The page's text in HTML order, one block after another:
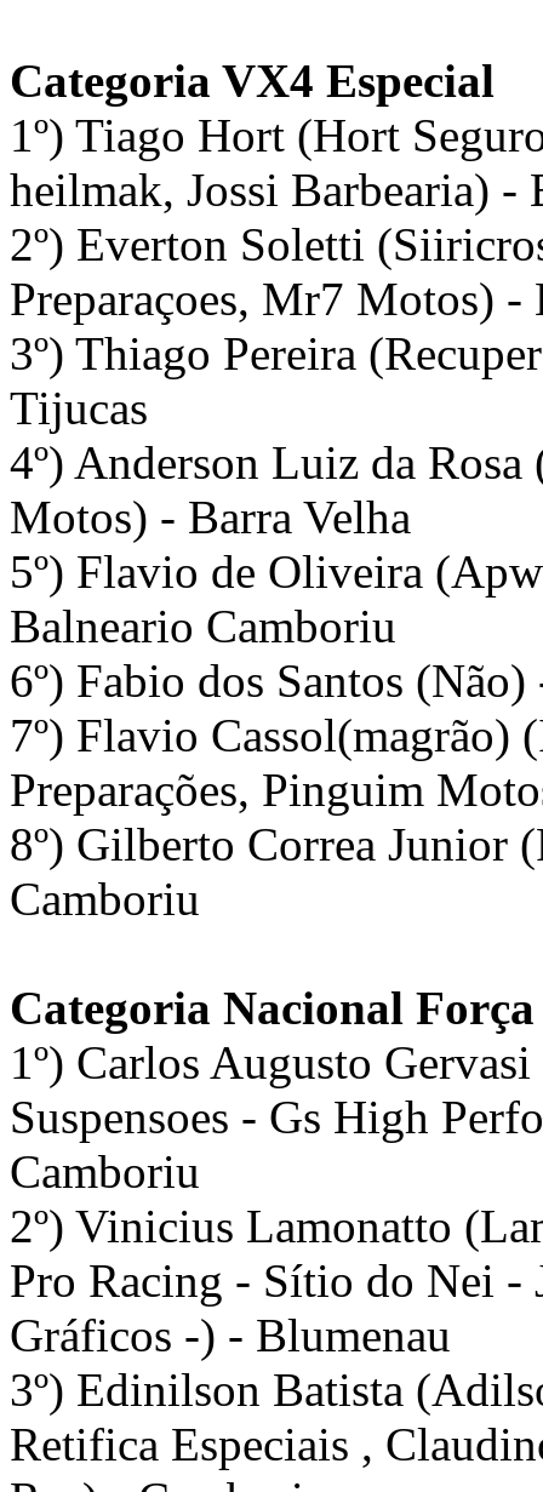
Categoria VX4 Especial
1º) Tiago Hort (Hort
heilmak, Jossi Barbearia) -
2º) Everton Soletti
Preparaçoes, Mr7 Motos)
3º) Thiago Pereira
Tijucas
4º) Anderson Luiz da
Motos) - Barra Velha
5º) Flavio de Oliveira
Balneario Camboriu
6º) Fabio dos Santos
7º) Flavio Cassol(magrão)
Preparações, Pinguim
8º) Gilberto Correa Junior
Camboriu
Categoria Nacional
1º) Carlos Augusto
Suspensoes - Gs High
Camboriu
2º) Vinicius Lamonatto
Pro Racing - Sítio do Nei
Gráficos -) - Blumenau
3º) Edinilson Batista
Retifica Especiais ,